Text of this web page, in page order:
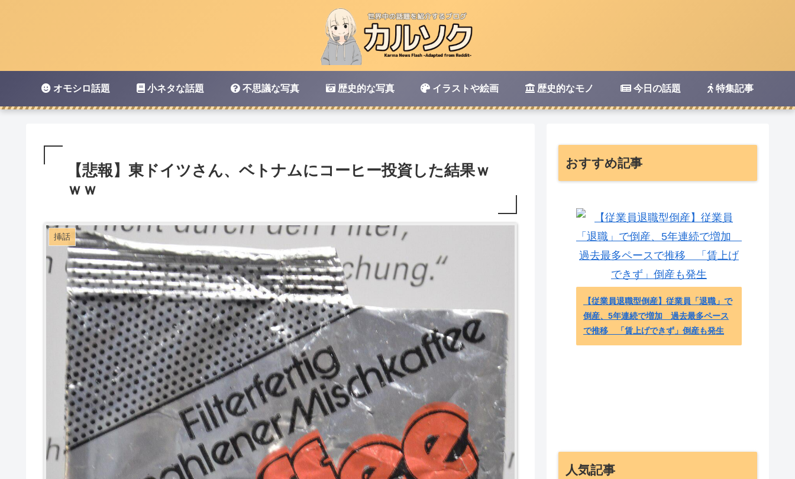
オモシロ話題 小ネタな話題 不思議な写真 歴史的な写真 イラストや絵画 歴史的なモノ 今日の話題 特集記事
【悲報】東ドイツさん、ベトナムにコーヒー投資した結果ｗ
ｗｗ
挿話
おすすめ記事
【従業員退職型倒産】従業員「退職」で
倒産、5年連続で増加 過去最多ペース
で推移 「賃上げできず」倒産も発生
人気記事